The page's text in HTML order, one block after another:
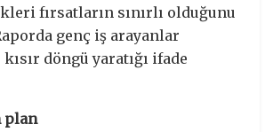
fırsatların sınırlı olduğunu
genç iş arayanlar
döngü yaratığı ifade
plan